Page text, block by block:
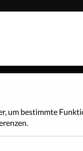
um bestimmte